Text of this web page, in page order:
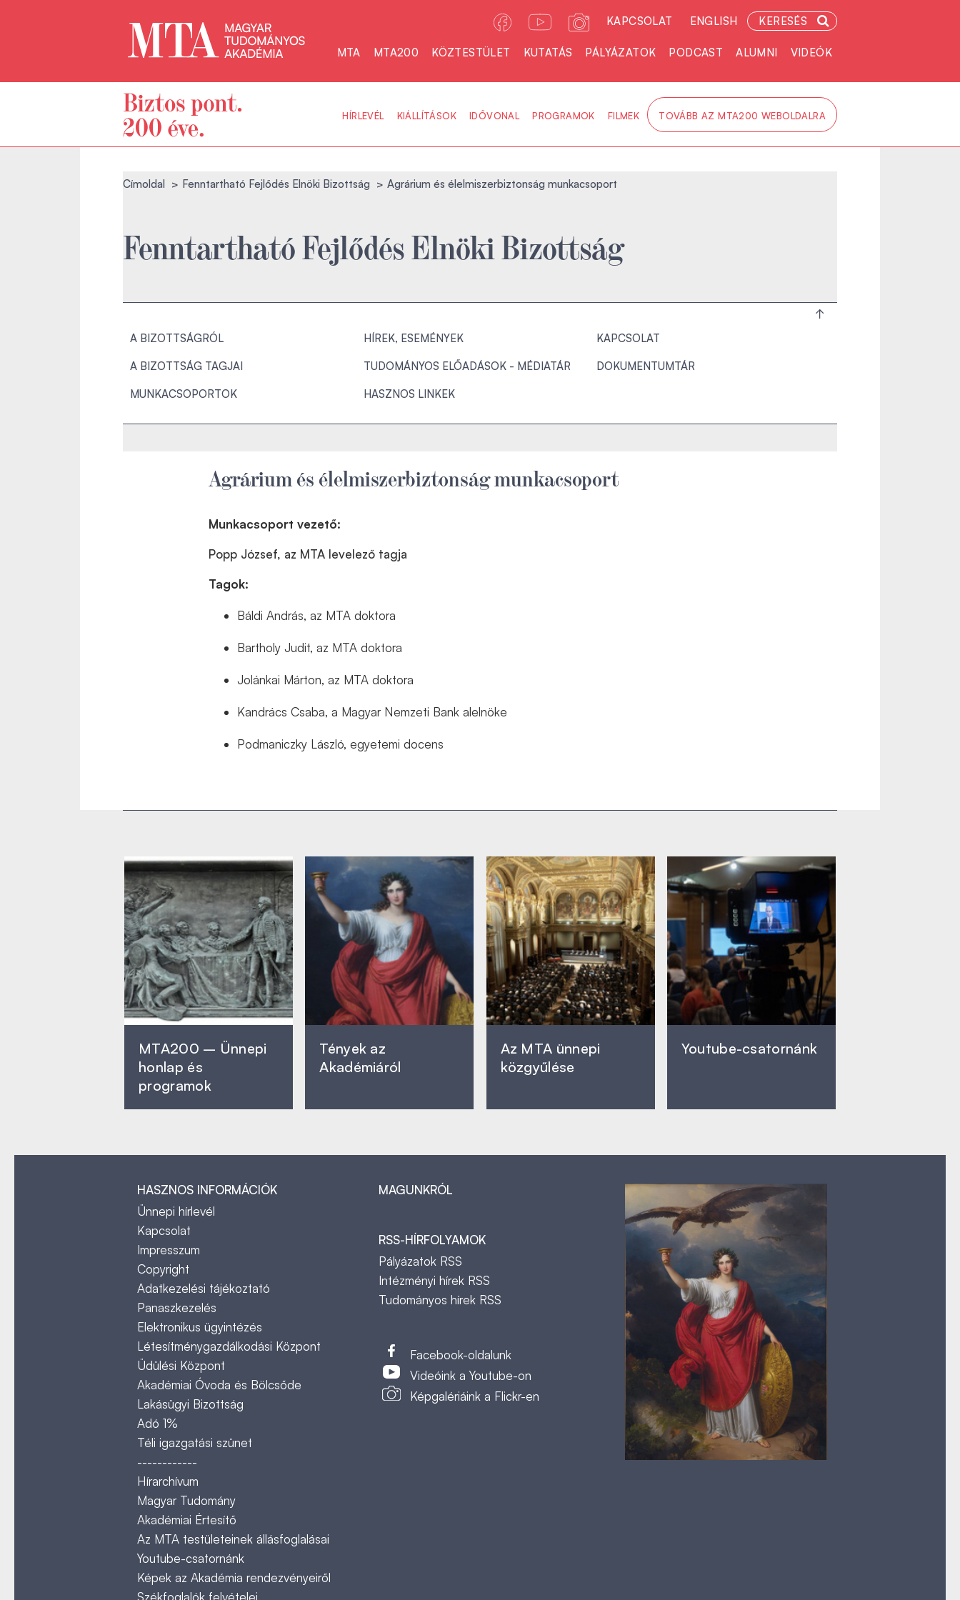
KAPCSOLAT ENGLISH KERESÉS
MTA MTA200 KÖZTESTÜLET KUTATÁS PÁLYÁZATOK PODCAST ALUMNI VIDEÓK
HÍRLEVÉL KIÁLLÍTÁSOK IDŐVONAL PROGRAMOK FILMEK TOVÁBB AZ MTA200 WEBOLDALRA
Címoldal Fenntartható Fejlődés Elnöki Bizottság Agrárium és élelmiszerbiztonság munkacsoport
Fenntartható Fejlődés Elnöki Bizottság
A BIZOTTSÁGRÓL
A BIZOTTSÁG TAGJAI
MUNKACSOPORTOK
HÍREK, ESEMÉNYEK
TUDOMÁNYOS ELŐADÁSOK - MÉDIATÁR
HASZNOS LINKEK
KAPCSOLAT
DOKUMENTUMTÁR
Agrárium és élelmiszerbiztonság munkacsoport
Munkacsoport vezető:
Popp József, az MTA levelező tagja
Tagok:
Báldi András, az MTA doktora
Bartholy Judit, az MTA doktora
Jolánkai Márton, az MTA doktora
Kandrács Csaba, a Magyar Nemzeti Bank alelnöke
Podmaniczky László, egyetemi docens
MTA200 – Ünnepi
honlap és
programok
Tények az
Akadémiáról
Az MTA ünnepi
közgyűlése
Youtube-csatornánk
HASZNOS INFORMÁCIÓK
Ünnepi hírlevél
Kapcsolat
Impresszum
Copyright
Adatkezelési tájékoztató
Panaszkezelés
Elektronikus ügyintézés
Létesítménygazdálkodási Központ
Üdülési Központ
Akadémiai Óvoda és Bölcsőde
Lakásügyi Bizottság
Adó 1%
Téli igazgatási szünet
------------
Hírarchívum
Magyar Tudomány
Akadémiai Értesítő
Az MTA testületeinek állásfoglalásai
Youtube-csatornánk
Képek az Akadémia rendezvényeiről
Székfoglalók felvételei
MAGUNKRÓL
RSS-HÍRFOLYAMOK
Pályázatok RSS
Intézményi hírek RSS
Tudományos hírek RSS
Facebook-oldalunk
Videóink a Youtube-on
Képgalériáink a Flickr-en